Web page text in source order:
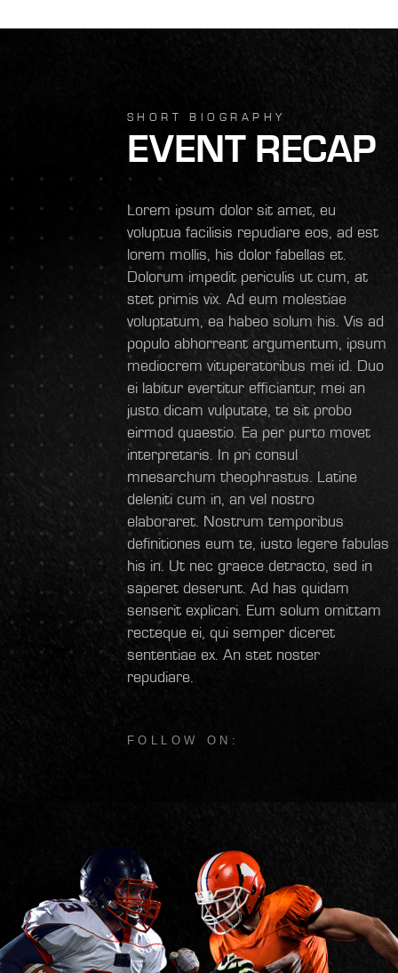
SHORT BIOGRAPHY
EVENT RECAP
Lorem ipsum dolor sit amet, eu
voluptua facilisis repudiare eos, ad est
lorem mollis, his dolor fabellas et.
Dolorum impedit periculis ut cum, at
stet primis vix. Ad eum molestiae
voluptatum, ea habeo solum his. Vis ad
populo abhorreant argumentum, ipsum
mediocrem vituperatoribus mei id. Duo
ei labitur evertitur efficiantur, mei an
justo dicam vulputate, te sit probo
eirmod quaestio. Ea per purto movet
interpretaris. In pri consul
mnesarchum theophrastus. Latine
deleniti cum in, an vel nostro
elaboraret. Nostrum temporibus
definitiones eum te, iusto legere fabulas
his in. Ut nec graece detracto, sed in
saperet deserunt. Ad has quidam
senserit explicari. Eum solum omittam
recteque ei, qui semper diceret
sententiae ex. An stet noster
repudiare.
FOLLOW ON: